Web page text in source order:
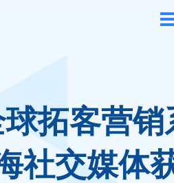
拓客营销
社交媒体